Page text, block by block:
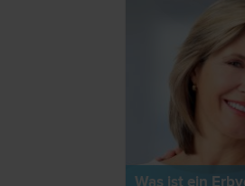
Was ist ein